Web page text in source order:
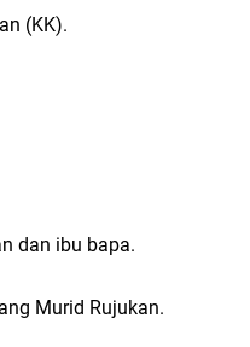
(KK).
dan ibu bapa.
Murid Rujukan.